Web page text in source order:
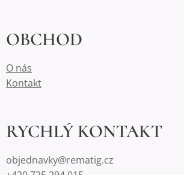
OBCHOD
O nás
Kontakt
RYCHLÝ KONTAKT
objednavky@rematig.cz